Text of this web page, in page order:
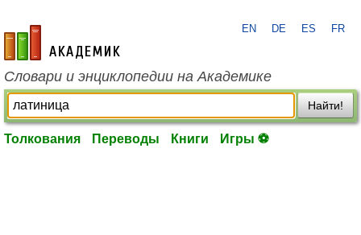
academic.ru
EN DE ES FR
Словари и энциклопедии на Академике
Найти!
Толкования Переводы Книги Игры ⚽